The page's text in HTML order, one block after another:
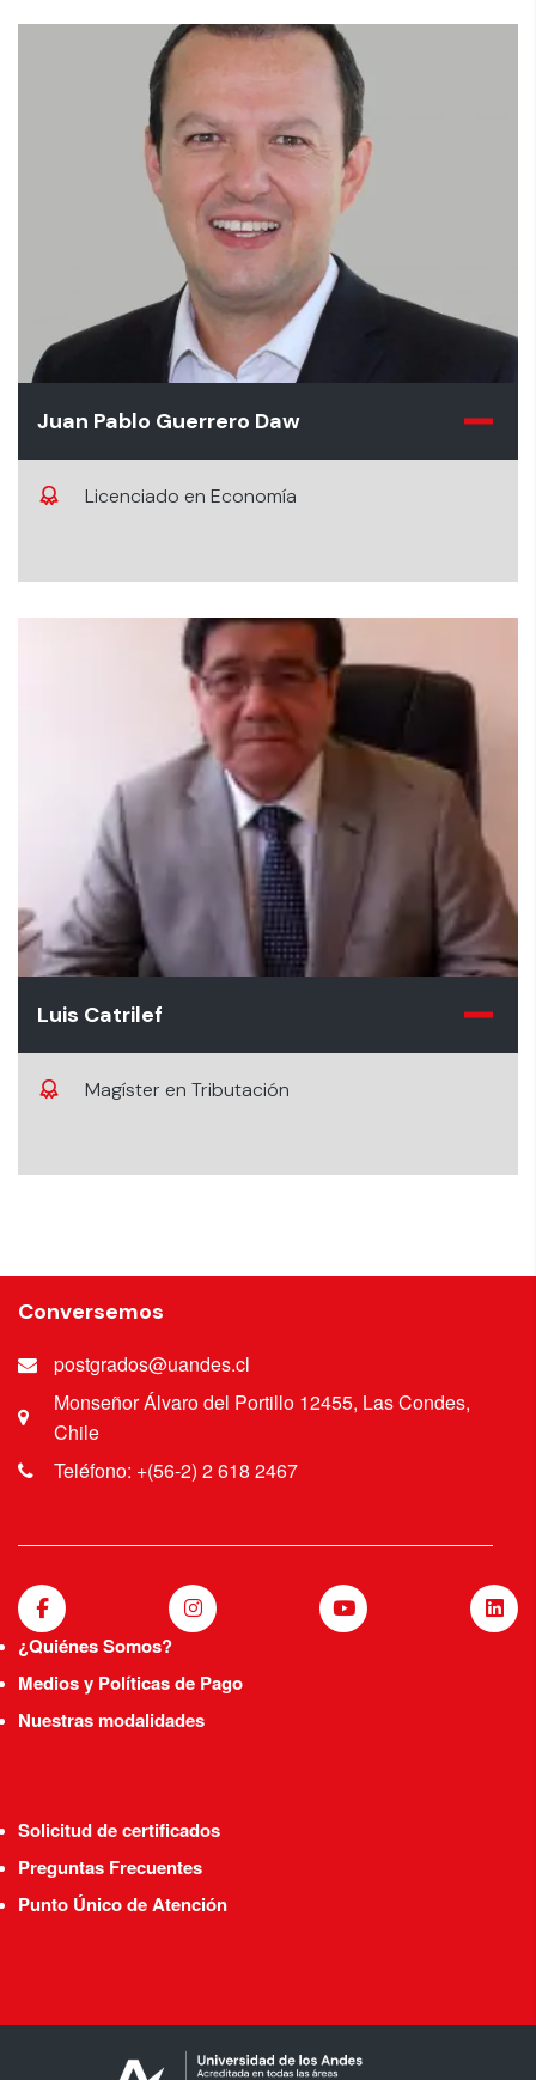
Juan Pablo Guerrero Daw
Licenciado en Economía
Luis Catrilef
Magíster en Tributación
Conversemos
postgrados@uandes.cl
Monseñor Álvaro del Portillo 12455, Las Condes,
Chile
Teléfono: +(56-2) 2 618 2467
¿Quiénes Somos?
Medios y Políticas de Pago
Nuestras modalidades
Solicitud de certificados
Preguntas Frecuentes
Punto Único de Atención